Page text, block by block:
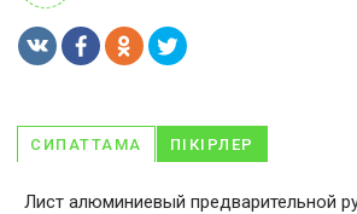
СИПАТТАМА ПІКІРЛЕР
Лист алюминиевый предварительной